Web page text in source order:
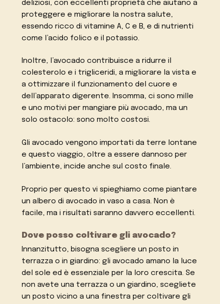
deliziosi, con eccellenti proprietà che aiutano a
proteggere e migliorare la nostra salute,
essendo ricco di vitamine A, C e B, e di nutrienti
come l’acido folico e il potassio.
Inoltre, l’avocado contribuisce a ridurre il
colesterolo e i trigliceridi, a migliorare la vista e
a ottimizzare il funzionamento del cuore e
dell’apparato digerente. Insomma, ci sono mille
e uno motivi per mangiare più avocado, ma un
solo ostacolo: sono molto costosi.
Gli avocado vengono importati da terre lontane
e questo viaggio, oltre a essere dannoso per
l’ambiente, incide anche sul costo finale.
Proprio per questo vi spieghiamo come piantare
un albero di avocado in vaso a casa. Non è
facile, ma i risultati saranno davvero eccellenti.
Dove posso coltivare gli avocado?
Innanzitutto, bisogna scegliere un posto in
terrazza o in giardino: gli avocado amano la luce
del sole ed è essenziale per la loro crescita. Se
non avete una terrazza o un giardino, scegliete
un posto vicino a una finestra per coltivare gli